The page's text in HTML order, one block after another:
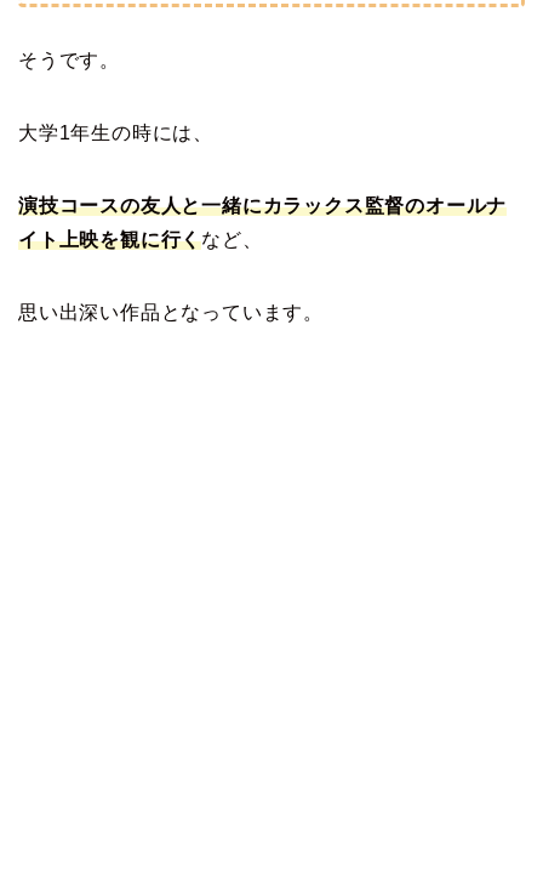
そうです。
大学1年生の時には、
演技コースの友人と一緒にカラックス監督のオールナ
イト上映を観に行くなど、
思い出深い作品となっています。